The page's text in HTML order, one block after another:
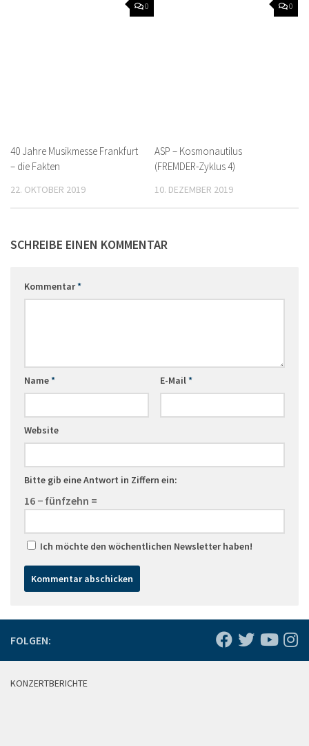
0
40 Jahre Musikmesse Frankfurt
– die Fakten
22. OKTOBER 2019
0
ASP – Kosmonautilus
(FREMDER-Zyklus 4)
10. DEZEMBER 2019
SCHREIBE EINEN KOMMENTAR
Kommentar*
Name* E-Mail*
Website
Bitte gib eine Antwort in Ziffern ein:
16 − fünfzehn =
Ich möchte den wöchentlichen Newsletter haben!
FOLGEN:
KONZERTBERICHTE